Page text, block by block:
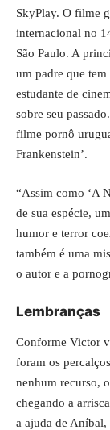
SkyPlay. O filme
internacional no
São Paulo. A
um padre que
estudante de
sobre seu
filme pornô
Frankenstein’.
“Assim como ‘A
de sua espécie,
humor e terror
também é uma
o autor e a
Lembranças
Conforme Victor
foram os
nenhum recurso,
chegando a
a ajuda de